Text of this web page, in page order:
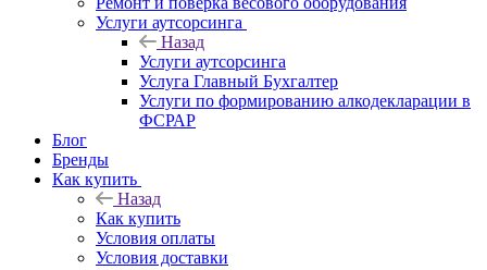
Услуги аутсорсинга
Назад
Услуги аутсорсинга
Услуга Главный Бухгалтер
Услуги по формированию алкодекларации в
ФСРАР
Блог
Бренды
Как купить
Назад
Как купить
Условия оплаты
Условия доставки